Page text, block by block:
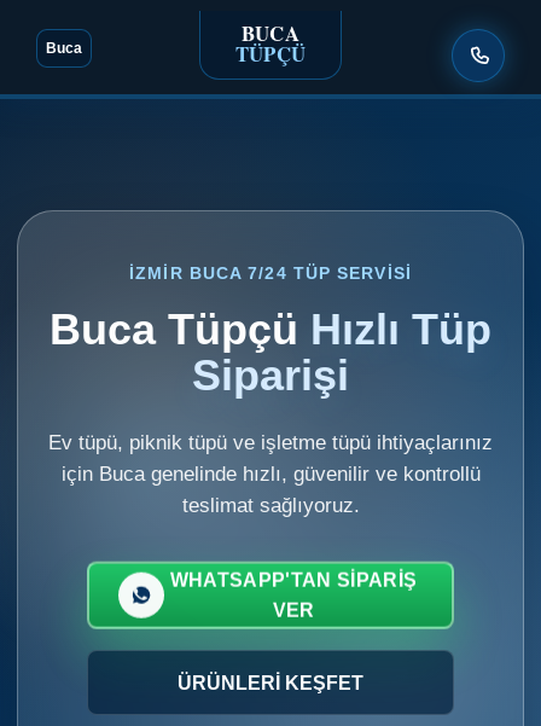
Buca BUCA
TÜPÇÜ
İZMIR BUCA 7/24 TÜP SERVISI
Buca Tüpçü Hızlı Tüp
Siparişi
Ev tüpü, piknik tüpü ve işletme tüpü ihtiyaçlarınız
için Buca genelinde hızlı, güvenilir ve kontrollü
teslimat sağlıyoruz.
WHATSAPP'TAN SIPARIŞ
VER
ÜRÜNLERI KEŞFET